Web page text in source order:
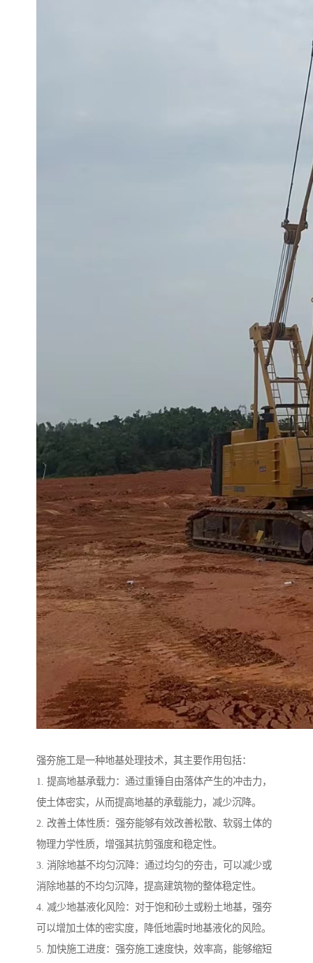
强夯施工是一种地基处理技术，其主要作用包括：
1. 提高地基承载力：通过重锤自由落体产生的冲击力，
使土体密实，从而提高地基的承载能力，减少沉降。
2. 改善土体性质：强夯能够有效改善松散、软弱土体的
物理力学性质，增强其抗剪强度和稳定性。
3. 消除地基不均匀沉降：通过均匀的夯击，可以减少或
消除地基的不均匀沉降，提高建筑物的整体稳定性。
4. 减少地基液化风险：对于饱和砂土或粉土地基，强夯
可以增加土体的密实度，降低地震时地基液化的风险。
5. 加快施工进度：强夯施工速度快，效率高，能够缩短